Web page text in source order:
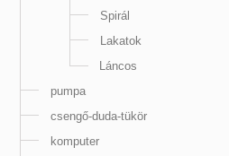
Spirál
Lakatok
Láncos
pumpa
csengő-duda-tükör
komputer